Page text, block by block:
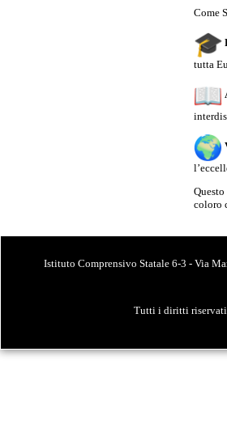
Come
tutta
coloro
Istituto Comprensivo Statale 6-3 - Via
Tutti i diritti